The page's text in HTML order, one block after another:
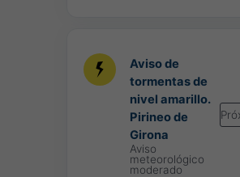
Aviso de
tormentas de
nivel amarillo.
Pirineo de
Girona
Aviso
meteorológico
moderado